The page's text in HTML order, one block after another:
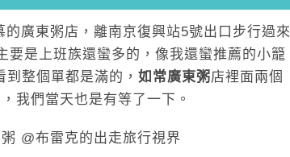
廣東粥店，離南京復興站5號出口步行過來
要是上班族還蠻多的，像我還蠻推薦的小籠
整個單都是滿的， 如常廣東粥店裡面兩個
我們當天也是有等了一下。